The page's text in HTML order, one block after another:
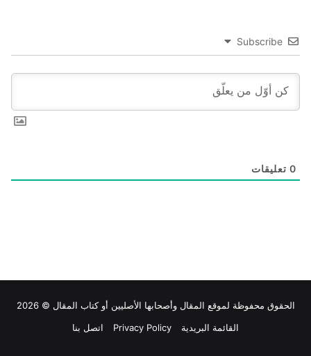
Subscribe
0 تعليقات
الحقوق محفوظة لموقع المقال وأصحابها الأصليين أو كتاب المقال © 2026
القائمة البريدية
Privacy Policy اتصل بنا